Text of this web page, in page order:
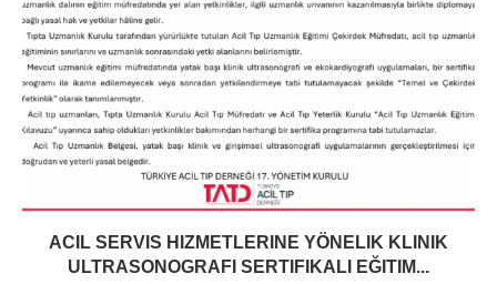
ACIL SERVIS HIZMETLERINE YÖNELIK KLINIK
ULTRASONOGRAFI SERTIFIKALI EĞITIM...